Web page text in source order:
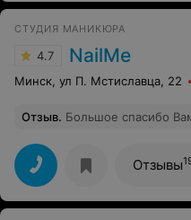
СТУДИЯ МАНИКЮРА
4.7 NailMe
Минск, ул П. Мстиславца, 22
Отзыв. Большое спасибо
Отзывы